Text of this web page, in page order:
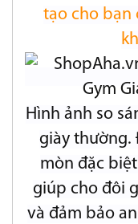
tạo cho bạn
Hình ảnh so
giày thường.
mòn đặc
giúp cho đôi
và đảm bảo